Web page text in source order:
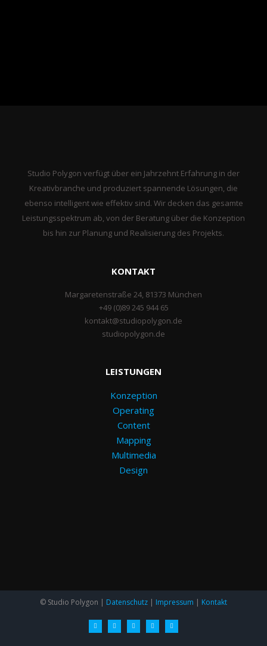
Studio Polygon verfügt über ein Jahrzehnt Erfahrung in der
Kreativbranche und produziert spannende Lösungen, die
ebenso intelligent wie effektiv sind. Wir decken das gesamte
Leistungsspektrum ab, von der Beratung über die Konzeption
bis hin zur Planung und Realisierung des Projekts.
KONTAKT
Margaretenstraße 24, 81373 München
+49 (0)89 245 944 65
kontakt@studiopolygon.de
studiopolygon.de
LEISTUNGEN
Konzeption
Operating
Content
Mapping
Multimedia
Design
© Studio Polygon | Datenschutz | Impressum | Kontakt
facebook instagram linkedin